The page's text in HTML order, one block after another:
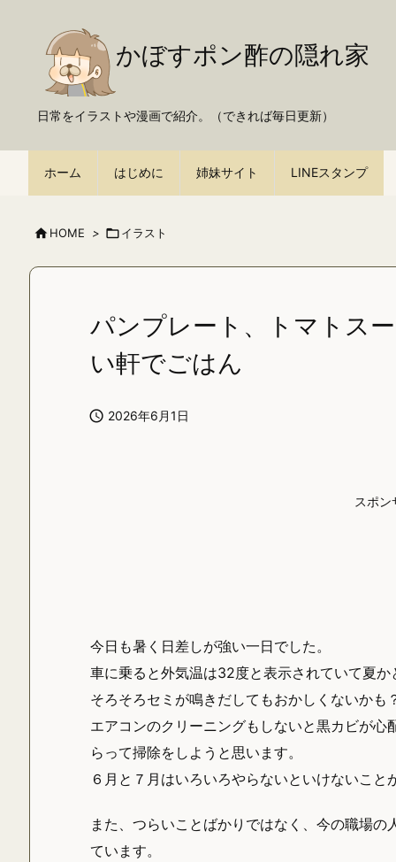
かぼすポン酢の隠れ家
日常をイラストや漫画で紹介。（できれば毎日更新）
ホーム はじめに 姉妹サイト LINEスタンプ
 HOME > イラスト
パンプレート、トマトス
い軒でごはん
 2026年6月1日
スポン
今日も暑く日差しが強い一日でした。
車に乗ると外気温は32度と表示されていて夏か
そろそろセミが鳴きだしてもおかしくないかも
エアコンのクリーニングもしないと黒カビが
らって掃除をしようと思います。
６月と７月はいろいろやらないといけないこと
また、つらいことばかりではなく、今の職場
ています。